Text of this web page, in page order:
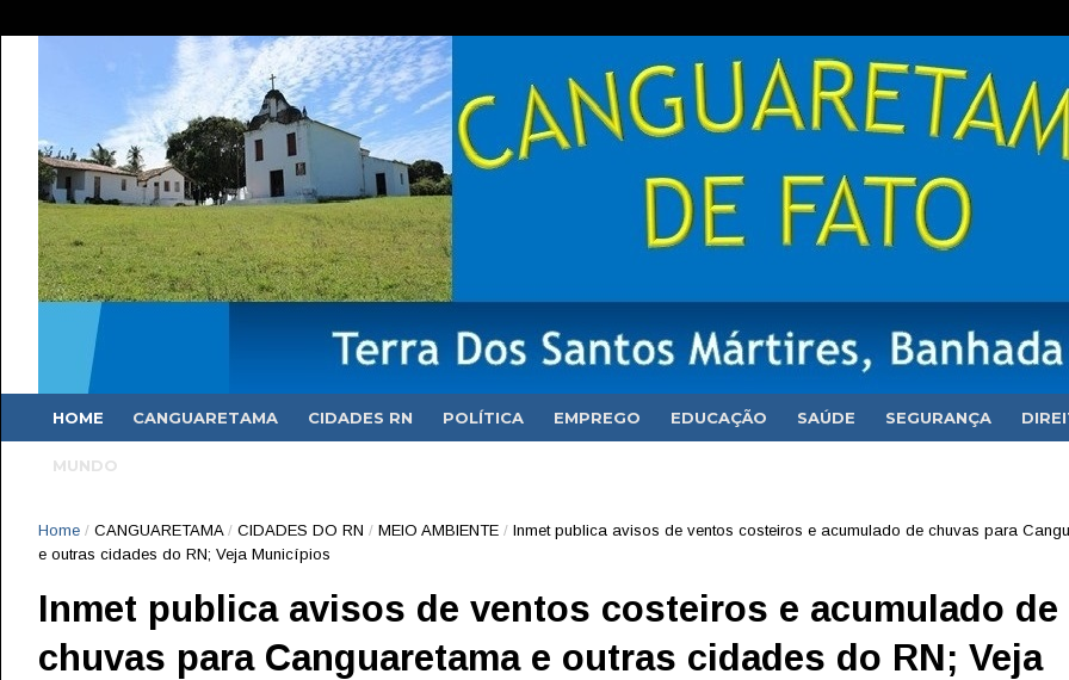
HOME CANGUARETAMA CIDADES RN POLÍTICA EMPREGO EDUCAÇÃO SAÚDE SEGURANÇA
MUNDO
Home / CANGUARETAMA / CIDADES DO RN / MEIO AMBIENTE / Inmet publica avisos de ventos costeiros e acumulado de chuvas para
e outras cidades do RN; Veja Municípios
Inmet publica avisos de ventos costeiros e acumulado de
chuvas para Canguaretama e outras cidades do RN; Veja